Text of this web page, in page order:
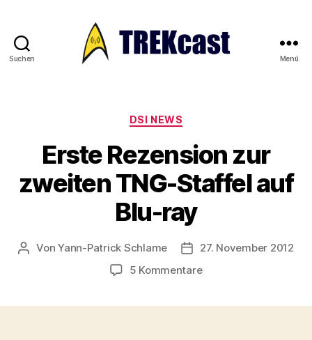
Suchen Menü
Kategorien
DSI NEWS
Erste Rezension zur
zweiten TNG-Staffel auf
Blu-ray
Beitragsautor
VonYann-Patrick Schlame Veröffentlichungsdatum
27. November 2012
5 Kommentarezu